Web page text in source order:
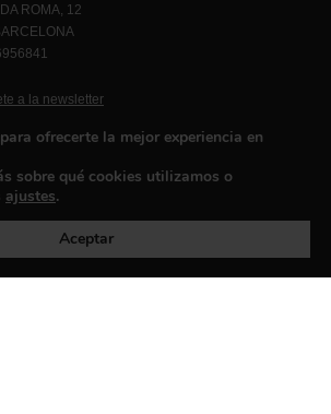
ROMA, 12
a la newsletter
ofrecerte la mejor experiencia en
sobre qué cookies utilizamos o
ajustes.
Aceptar